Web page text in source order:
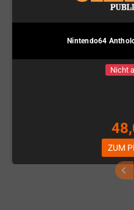
Nintendo64
Nicht
ZUM